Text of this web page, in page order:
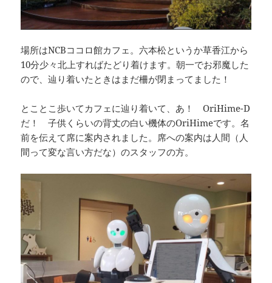
場所はNCBココロ館カフェ。六本松というか草香江から
10分少々北上すればたどり着けます。朝一でお邪魔した
ので、辿り着いたときはまだ柵が閉まってました！
とことこ歩いてカフェに辿り着いて、あ！ OriHime-D
だ！ 子供くらいの背丈の白い機体のOriHimeです。名
前を伝えて席に案内されました。席への案内は人間（人
間って変な言い方だな）のスタッフの方。